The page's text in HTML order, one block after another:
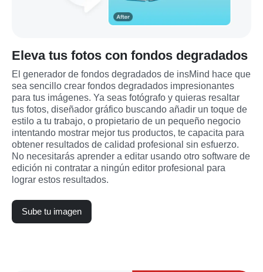
Eleva tus fotos con fondos degradados
El generador de fondos degradados de insMind hace que
sea sencillo crear fondos degradados impresionantes
para tus imágenes. Ya seas fotógrafo y quieras resaltar
tus fotos, diseñador gráfico buscando añadir un toque de
estilo a tu trabajo, o propietario de un pequeño negocio
intentando mostrar mejor tus productos, te capacita para
obtener resultados de calidad profesional sin esfuerzo.
No necesitarás aprender a editar usando otro software de
edición ni contratar a ningún editor profesional para
lograr estos resultados.
Sube tu imagen